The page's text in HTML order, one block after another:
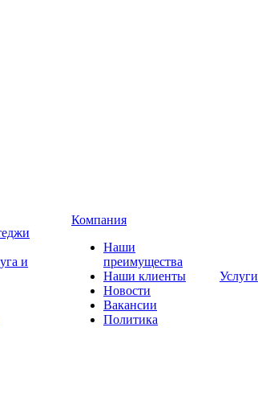
и
Компания
Наши
преимущества
Наши клиенты
Новости
Вакансии
Политика
Услуги